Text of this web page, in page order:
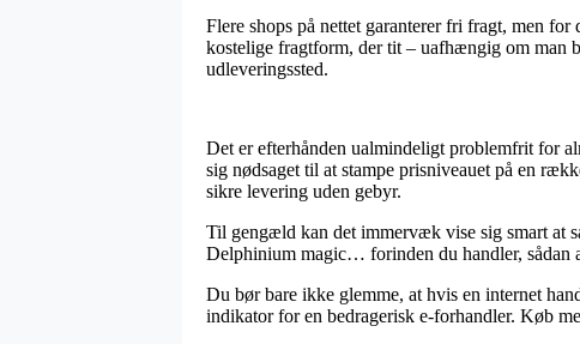
Flere shops på nettet garanterer fri fragt, men
kostelige fragtform, der tit – uafhængig om man
udleveringssted.
Det er efterhånden ualmindeligt problemfrit for
sig nødsaget til at stampe prisniveauet på en
sikre levering uden gebyr.
Til gengæld kan det immervæk vise sig smart at
Delphinium magic… forinden du handler, sådan
Du bør bare ikke glemme, at hvis en internet
indikator for en bedragerisk e-forhandler. Køb